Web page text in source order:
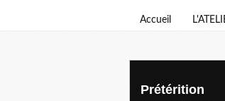
Accueil
Prétérition